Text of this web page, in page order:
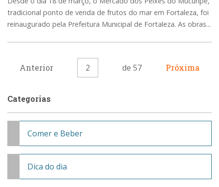
tradicional ponto de venda de frutos do mar em Fortaleza, foi
reinaugurado pela Prefeitura Municipal de Fortaleza. As obras...
Anterior 2 de 57 Próxima
Categorias
Comer e Beber
Dica do dia